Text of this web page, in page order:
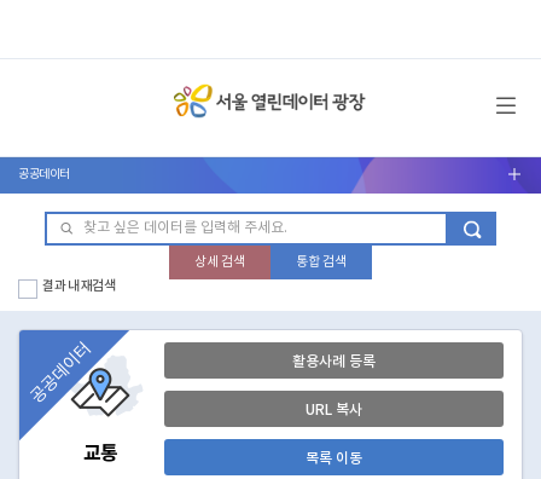
메뉴 열기
공공데이터 서브메뉴 열기
상세 검색
통합 검색
결과 내 재검색
교통
공공데이터 활용사례 등록
URL 복사
목록 이동